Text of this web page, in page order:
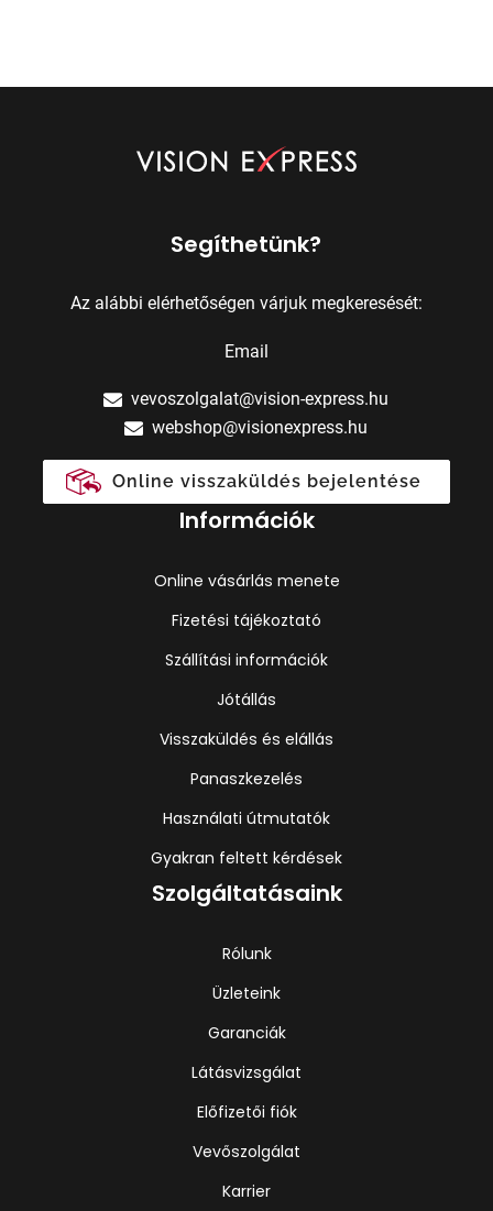
Segíthetünk?
Az alábbi elérhetőségen várjuk megkeresését:
Email
vevoszolgalat@vision-express.hu
webshop@visionexpress.hu
Online visszaküldés bejelentése
Információk
Online vásárlás menete
Fizetési tájékoztató
Szállítási információk
Jótállás
Visszaküldés és elállás
Panaszkezelés
Használati útmutatók
Gyakran feltett kérdések
Szolgáltatásaink
Rólunk
Üzleteink
Garanciák
Látásvizsgálat
Előfizetői fiók
Vevőszolgálat
Karrier